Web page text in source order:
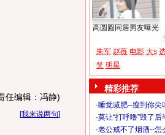
任编辑：冯静)
[我来说两句]
高圆圆同居男友曝光
朱军 赵薇 电影 大s
笑 明星
精彩推荐
·睡觉减肥--瘦到你尖
·莫让“打呼噜”毁了后
·老公戒不了烟酒--怎